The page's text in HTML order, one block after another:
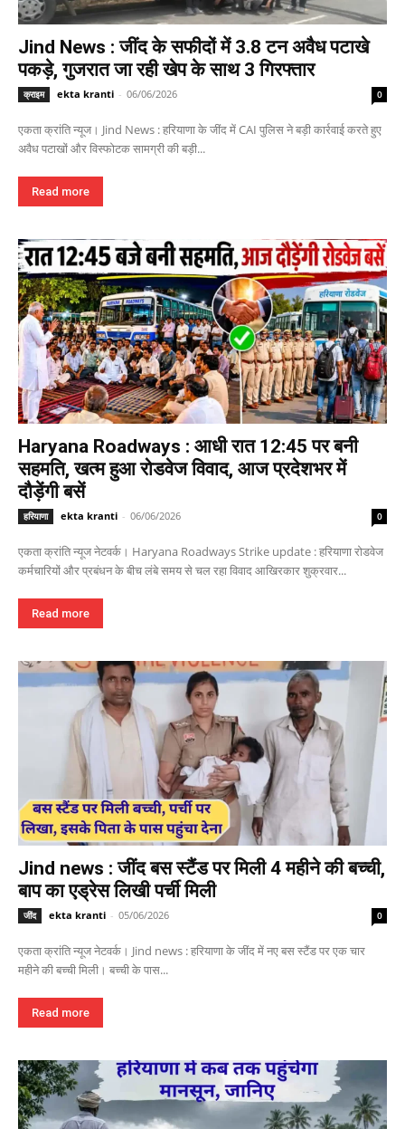
Jind News : जींद के सफीदों में 3.8 टन अवैध पटाखे
पकड़े, गुजरात जा रही खेप के साथ 3 गिरफ्तार
क्राइम ekta kranti - 06/06/2026 0
एकता क्रांति न्यूज। Jind News : हरियाणा के जींद में CAI पुलिस ने बड़ी कार्रवाई करते हुए
अवैध पटाखों और विस्फोटक सामग्री की बड़ी...
Read more
Haryana Roadways : आधी रात 12:45 पर बनी
सहमति, खत्म हुआ रोडवेज विवाद, आज प्रदेशभर में
दौड़ेंगी बसें
हरियाणा ekta kranti - 06/06/2026 0
एकता क्रांति न्यूज नेटवर्क। Haryana Roadways Strike update : हरियाणा रोडवेज
कर्मचारियों और प्रबंधन के बीच लंबे समय से चल रहा विवाद आखिरकार शुक्रवार...
Read more
Jind news : जींद बस स्टैंड पर मिली 4 महीने की बच्ची,
बाप का एड्रेस लिखी पर्ची मिली
जींद ekta kranti - 05/06/2026 0
एकता क्रांति न्यूज नेटवर्क। Jind news : हरियाणा के जींद में नए बस स्टैंड पर एक चार
महीने की बच्ची मिली। बच्ची के पास...
Read more